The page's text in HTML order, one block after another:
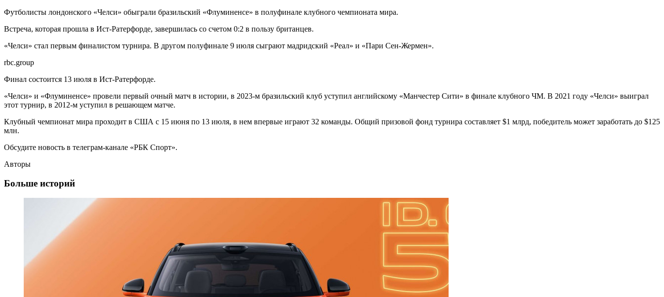
Футболисты лондонского «Челси» обыграли бразильский «Флуминенсе» в полуфинале клубного чемпионата мира.
Встреча, которая прошла в Ист-Ратерфорде, завершилась со счетом 0:2 в пользу британцев.
«Челси» стал первым финалистом турнира. В другом полуфинале 9 июля сыграют мадридский «Реал» и «Пари Сен-Жермен».
rbc.group
Финал состоится 13 июля в Ист-Ратерфорде.
«Челси» и «Флуминенсе» провели первый очный матч в истории, в 2023-м бразильский клуб уступил английскому «Манчестер Сити» в финале клубного ЧМ. В 2021 году «Челси» выиграл
этот турнир, в 2012-м уступил в решающем матче.
Клубный чемпионат мира проходит в США с 15 июня по 13 июля, в нем впервые играют 32 команды. Общий призовой фонд турнира составляет $1 млрд, победитель может заработать до $125
млн.
Обсудите новость в телеграм-канале «РБК Спорт».
Авторы
Больше историй